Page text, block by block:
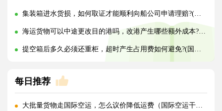
集装箱进水货损，如何取证才能顺利向船公司申请理赔?(国际海运干货知识分享)
海运货物可以中途更改目的港吗，改港产生哪些额外成本?(国际海运干货知识分享)
提空箱后多久必须还重柜，超时产生占用费如何避免?(国际海运干货知识分享)
每日推荐
大批量货物走国际空运，怎么议价降低运费（国际空运干货知识分享）